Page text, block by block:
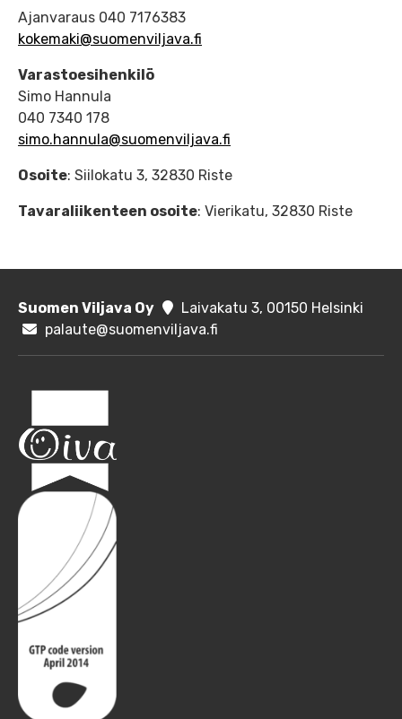
Ajanvaraus 040 7176383
kokemaki@suomenviljava.fi
Varastoesihenkilö
Simo Hannula
040 7340 178
simo.hannula@suomenviljava.fi
Osoite: Siilokatu 3, 32830 Riste
Tavaraliikenteen osoite: Vierikatu, 32830 Riste
Suomen Viljava Oy
Laivakatu 3, 00150 Helsinki
palaute@suomenviljava.fi